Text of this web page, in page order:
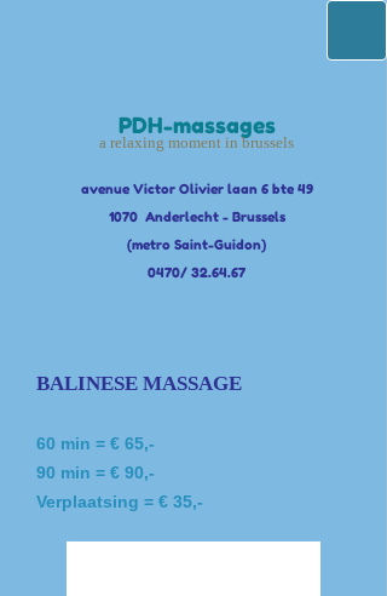
PDH-massages
a relaxing moment in brussels
avenue Victor Olivier laan 6 bte 49
1070 Anderlecht - Brussels
(metro Saint-Guidon)
0470/ 32.64.67
BALINESE MASSAGE
60 min = € 65,-
90 min = € 90,-
Verplaatsing = € 35,-